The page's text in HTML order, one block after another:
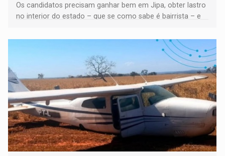
Os candidatos precisam ganhar bem em Jipa, obter lastro
no interior do estado – que se como sabe é bairrista – e
garantir